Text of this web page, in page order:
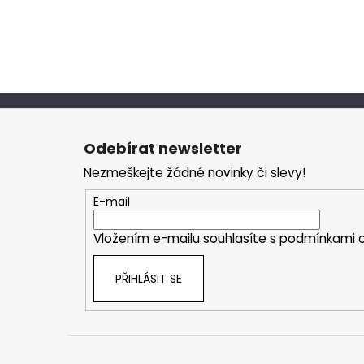
Z
Odebírat newsletter
Nezmeškejte žádné novinky či slevy!
E-mail
Vložením e-mailu souhlasíte s podmínkami
PŘIHLÁSIT SE